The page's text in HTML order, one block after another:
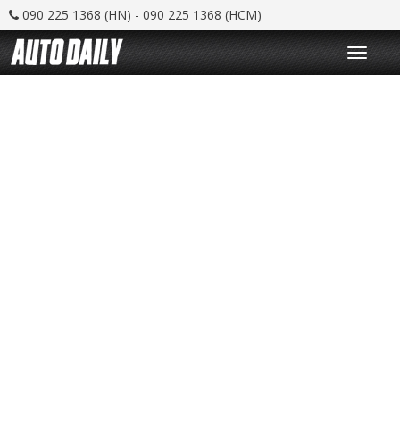
090 225 1368 (HN) - 090 225 1368 (HCM)
T
o
g